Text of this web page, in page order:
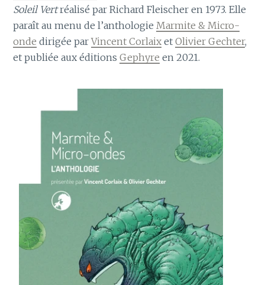
Soleil Vertréalisé par Richard Fleischer en 1973. Elle
paraît au menu de l’anthologie Marmite & Micro-
onde dirigée parVincent Corlaix etOlivier Gechter,
et publiée aux éditionsGephyre en 2021.